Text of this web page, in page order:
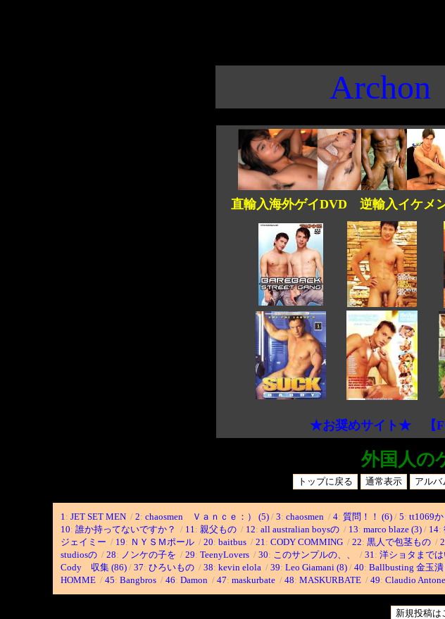
Archon
直輸入海外ゲイDVD 逆輸入イケメ
★お奨めサイト★ 【
外国人の
1: JET SET MEN / 2: chaosmen Ｖａｎｃｅ：） (5) / 3: chaosmen / 4: 質問！！ (6) / 5: tt1069か
10: 誰か持ってないですか？ / 11: 親父もの / 12: all australian boysの / 13: marco blaze (3) / 14:
ジェイミー / 19: ＮＹＳＭポール / 20: baitbus / 21: CODY COMMING / 22: 黒人で包茎もの /
studiosの / 28: ノンケの子を / 29: TeenyLovers / 30: このサンプルの、、 / 31: 洋ショタまで
Cody 収集 (86) / 37: ひろいもの / 38: kevin elola / 39: Leo Giamani (8) / 40: Ballbusting 金玉
HOMME / 45: Bangbros / 46: Damon / 47: maskurbate / 48: MASKURBATE / 49: Claudio